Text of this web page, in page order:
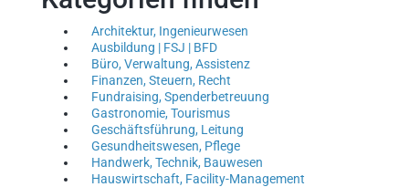
Architektur, Ingenieurwesen
Ausbildung | FSJ | BFD
Büro, Verwaltung, Assistenz
Finanzen, Steuern, Recht
Fundraising, Spenderbetreuung
Gastronomie, Tourismus
Geschäftsführung, Leitung
Gesundheitswesen, Pflege
Handwerk, Technik, Bauwesen
Hauswirtschaft, Facility-Management